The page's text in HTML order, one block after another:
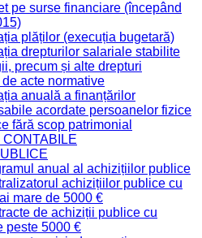
pe surse financiare (începând
plăților (execuția bugetară)
drepturilor salariale stabilite
precum și alte drepturi
acte normative
anuală a finanțărilor
acordate persoanelor fizice
fără scop patrimonial
anual al achizițiilor publice
achizițiilor publice cu
mare de 5000 €
de achiziții publice cu
peste 5000 €